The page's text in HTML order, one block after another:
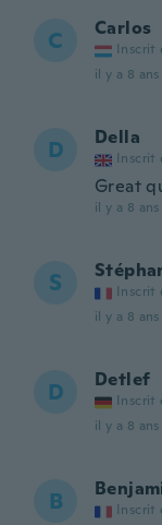
C Carlos
Inscrit
il y a 8 ans
D Della
Inscrit
Great
il y a 8 ans
S Inscrit
il y a 8 ans
D Detlef
Inscrit
il y a 8 ans
B Inscrit